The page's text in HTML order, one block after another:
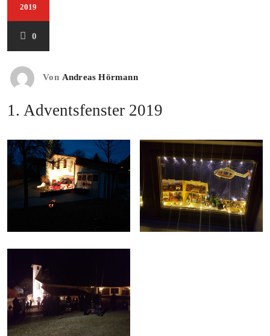
2019
0
Von Andreas Hörmann
1. Adventsfenster 2019